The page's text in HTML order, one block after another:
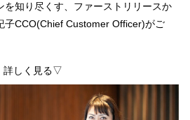
を知り尽くす、ファーストリリースか
子CCO(Chief Customer Officer)がご
詳しく見る▽